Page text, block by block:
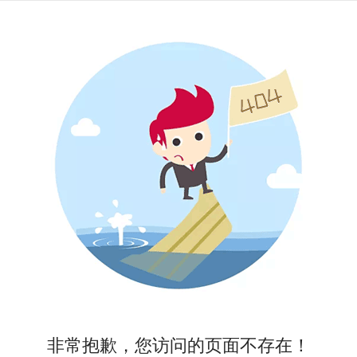
非常抱歉，您访问的页面不存在！